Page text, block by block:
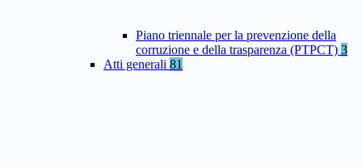
Piano triennale per la prevenzione della
corruzione e della trasparenza (PTPCT) 3
Atti generali 81